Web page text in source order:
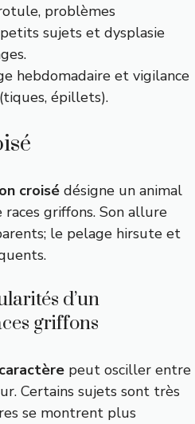
problèmes
sujets et dysplasie
hebdomadaire et vigilance
épillets).
croisé désigne un animal
races griffons. Son allure
le pelage hirsute et
d’un
griffons
caractère peut osciller entre
Certains sujets sont très
se montrent plus